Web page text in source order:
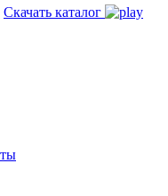
Скачать каталог